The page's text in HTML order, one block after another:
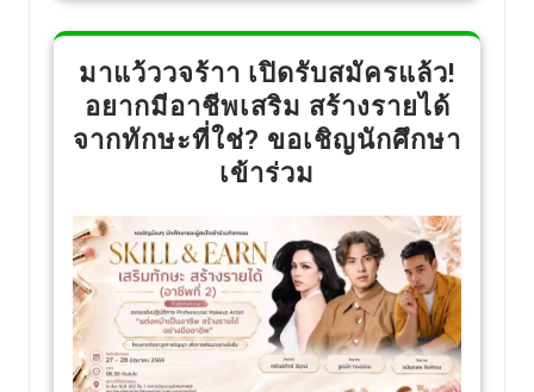
มาแว้ววจร้าา เปิดรับสมัครแล้ว!
อยากมีอาชีพเสริม สร้างรายได้
จากทักษะที่ใช่? ขอเชิญนักศึกษา
เข้าร่วม